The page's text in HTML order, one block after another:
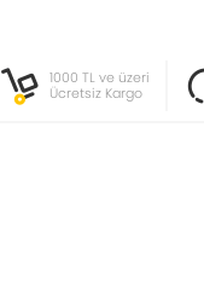
1000 TL ve üzeri
Ücretsiz Kargo